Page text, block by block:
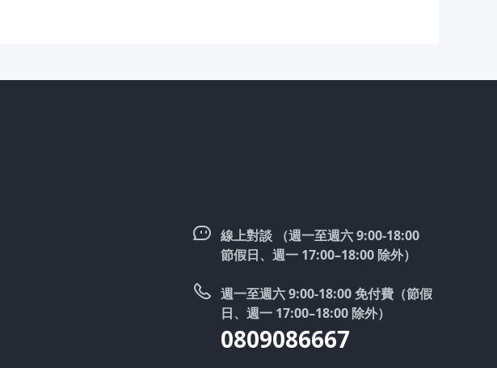
線上對談 （週一至週六 9:00-18:00
節假日、週一 17:00–18:00 除外）
週一至週六 9:00-18:00 免付費（節假
日、週一 17:00–18:00 除外）
0809086667